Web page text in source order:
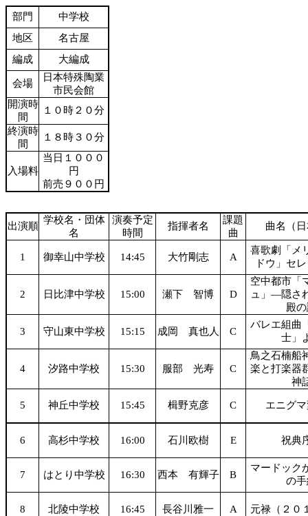
部門
中学校
地区
名古屋
編成
大編成
会場
日本特殊陶業
市民会館
開演時
間
１０時２０分
終演時
間
１８時３０分
入場料
当日１０００
円
前売９００円
出演順
学校名・団体
名
演奏予定
時間
指揮者名
課題
曲
曲名（
1 御幸山中学校 14:45 大竹剛志 A
喜歌劇「メ
ドウ」セ
2 日比津中学校 15:00 瀬下 智博 D
空中都市「
ュ」―隠さ
殿
3 守山東中学校 15:15 成岡 真也人 C
バレエ組曲
士」
4 汐路中学校 15:30 服部 光寿 C
鳥之石楠
楽と打楽器
神
5 神丘中学校 15:45 楫野克彦 C エニグ
6 高杉中学校 16:00 石川欧樹 E 祝典
7 はとり中学校 16:30 西本 有輝子 B
マードック
の
8 北陵中学校 16:45 長谷川雅一 A 元禄（２０